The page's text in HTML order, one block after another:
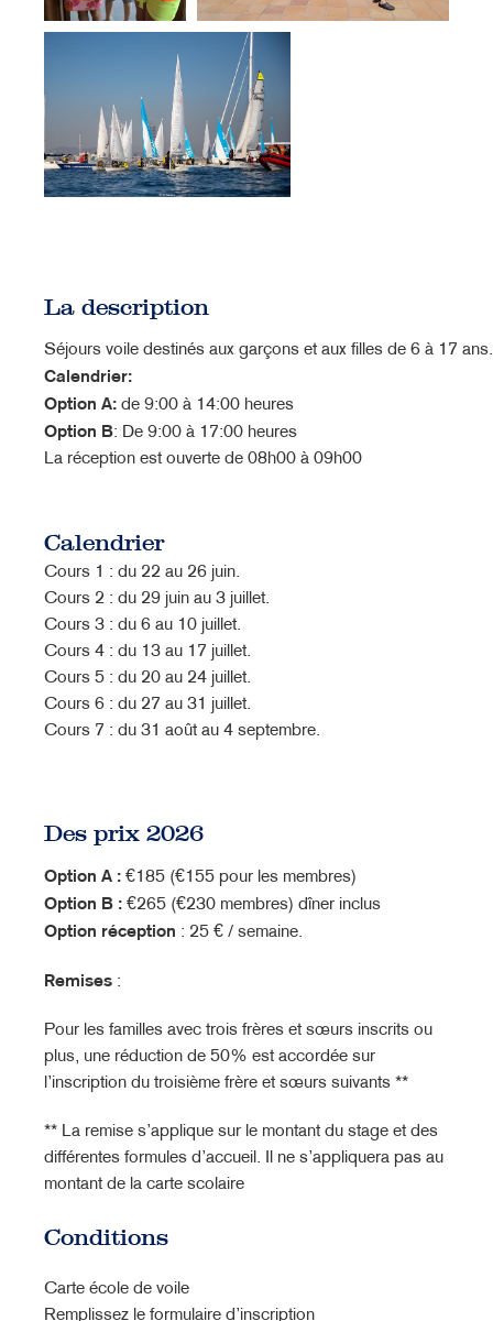
La description
Séjours voile destinés aux garçons et aux filles de 6 à 17 ans.
Calendrier:
Option A: de 9:00 à 14:00 heures
Option B: De 9:00 à 17:00 heures
La réception est ouverte de 08h00 à 09h00
Calendrier
Cours 1 : du 22 au 26 juin.
Cours 2 : du 29 juin au 3 juillet.
Cours 3 : du 6 au 10 juillet.
Cours 4 : du 13 au 17 juillet.
Cours 5 : du 20 au 24 juillet.
Cours 6 : du 27 au 31 juillet.
Cours 7 : du 31 août au 4 septembre.
Des prix 2026
Option A : €185 (€155 pour les membres)
Option B : €265 (€230 membres) dîner inclus
Option réception : 25 € / semaine.
Remises :
Pour les familles avec trois frères et sœurs inscrits ou
plus, une réduction de 50% est accordée sur
l’inscription du troisième frère et sœurs suivants **
** La remise s’applique sur le montant du stage et des
différentes formules d’accueil. Il ne s’appliquera pas au
montant de la carte scolaire
Conditions
Carte école de voile
Remplissez le formulaire d’inscription